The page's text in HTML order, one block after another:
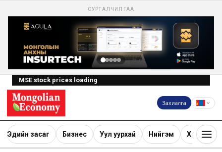
СУРТАЛЧИЛГАА
MSE stock prices loading
Захиалга
Эдийн засаг Бизнес Уул уурхай Нийгэм Хөрөнгө